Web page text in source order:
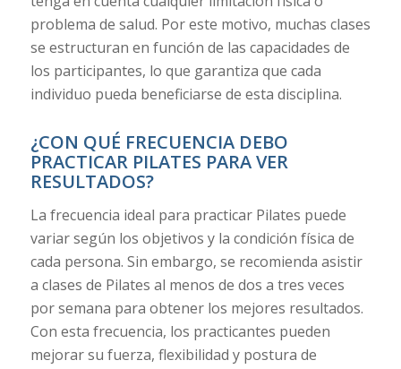
problema de salud. Por este motivo, muchas clases
se estructuran en función de las capacidades de
los participantes, lo que garantiza que cada
individuo pueda beneficiarse de esta disciplina.
¿CON QUÉ FRECUENCIA DEBO
PRACTICAR PILATES PARA VER
RESULTADOS?
La frecuencia ideal para practicar Pilates puede
variar según los objetivos y la condición física de
cada persona. Sin embargo, se recomienda asistir
a clases de Pilates al menos de dos a tres veces
por semana para obtener los mejores resultados.
Con esta frecuencia, los practicantes pueden
mejorar su fuerza, flexibilidad y postura de